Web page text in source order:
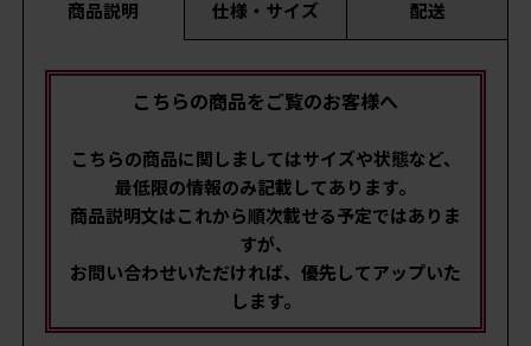
商品説明 仕様・サイズ 配送
こちらの商品をご覧のお客様へ
こちらの商品に関しましてはサイズや状態など、
最低限の情報のみ記載してあります。
商品説明文はこれから順次載せる予定ではありま
すが、
お問い合わせいただければ、優先してアップいた
します。